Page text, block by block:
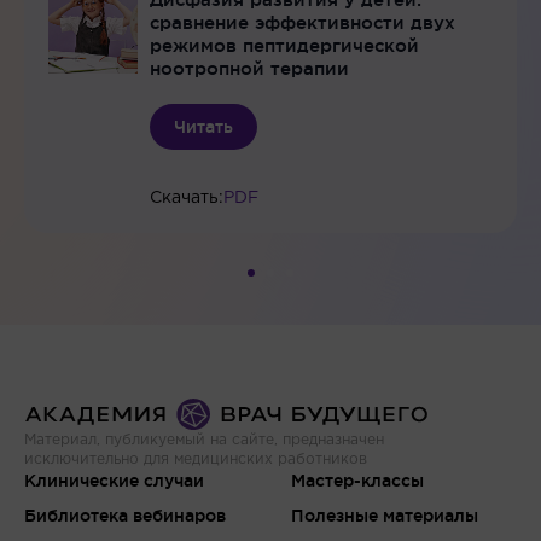
сравнение эффективности двух
режимов пептидергической
ноотропной терапии
Читать
Скачать: PDF
Материал, публикуемый на сайте, предназначен
исключительно для медицинских работников
Клинические случаи
Библиотека вебинаров
Мастер-классы
Полезные материалы